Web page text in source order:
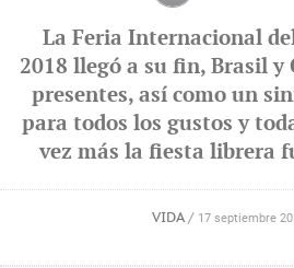
La Feria Internacional
2018 llegó a su fin, Brasil
presentes, así como un
para todos los gustos y
vez más la fiesta librera
VIDA / 17 septiembre